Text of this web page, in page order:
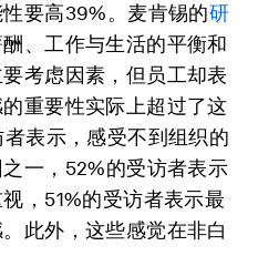
要高39%。麦肯锡的研
、工作与生活的平衡和
考虑因素，但员工却表
重要性实际上超过了这
表示，感受不到组织的
一，52%的受访者表示
，51%的受访者表示最
此外，这些感觉在非白